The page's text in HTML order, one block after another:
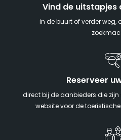
Vind de uitstapjes
in de buurt of verder weg,
Reserveer
direct bij de aanbieders die
website voor de